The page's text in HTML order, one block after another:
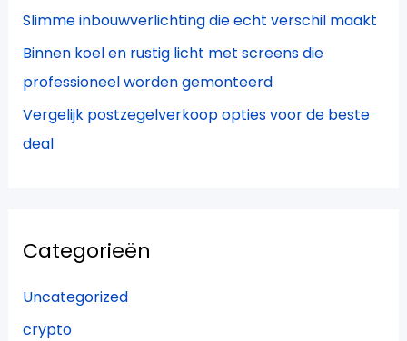
Slimme inbouwverlichting die echt verschil maakt
Binnen koel en rustig licht met screens die
professioneel worden gemonteerd
Vergelijk postzegelverkoop opties voor de beste
deal
Categorieën
Uncategorized
crypto